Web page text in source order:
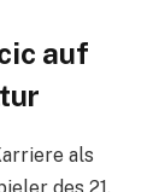
auf
als
des 21.